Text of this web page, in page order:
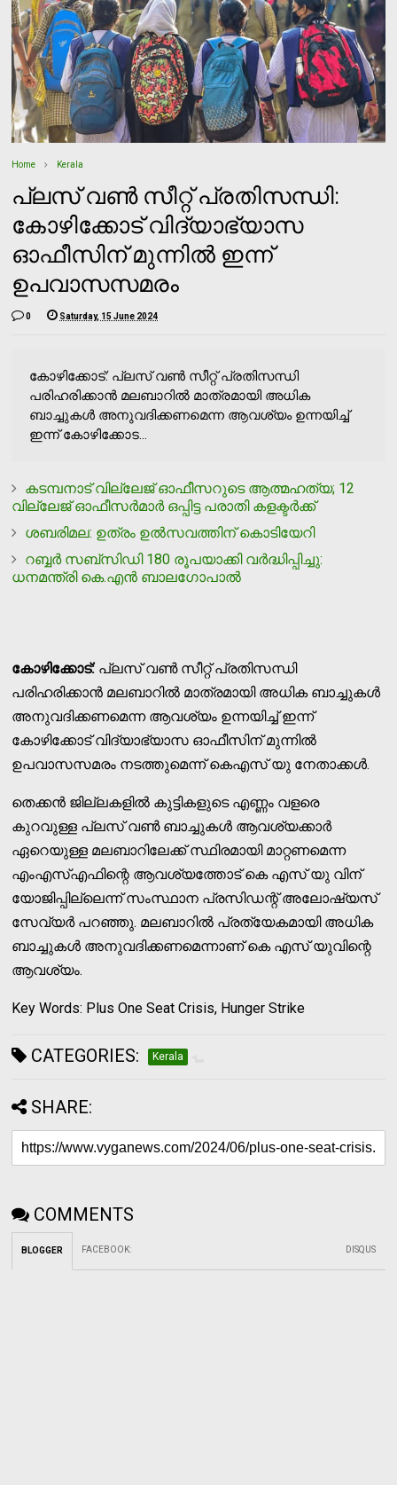
Home Kerala
പ്ലസ് വണ്‍ സീറ്റ് പ്രതിസന്ധി:
കോഴിക്കോട് വിദ്യാഭ്യാസ
ഓഫീസിന് മുന്നില്‍ ഇന്ന്
ഉപവാസസമരം
0 Saturday, 15 June 2024
കോഴിക്കോട്: പ്ലസ് വണ്‍ സീറ്റ് പ്രതിസന്ധി
പരിഹരിക്കാന്‍ മലബാറില്‍ മാത്രമായി അധിക
ബാച്ചുകള്‍ അനുവദിക്കണമെന്ന ആവശ്യം ഉന്നയിച്ച്
ഇന്ന് കോഴിക്കോട...
കടമ്പനാട് വില്ലേജ് ഓഫീസറുടെ ആത്മഹത്യ; 12
വില്ലേജ് ഓഫീസര്‍മാര്‍ ഒപ്പിട്ട പരാതി കളക്ടര്‍ക്ക്
ശബരിമല: ഉത്രം ഉല്‍സവത്തിന് കൊടിയേറി
റബ്ബര്‍ സബ്‌സിഡി 180 രൂപയാക്കി വര്‍ദ്ധിപ്പിച്ചു:
ധനമന്ത്രി കെ.എന്‍ ബാലഗോപാല്‍
കോഴിക്കോട്: പ്ലസ് വണ്‍ സീറ്റ് പ്രതിസന്ധി
പരിഹരിക്കാന്‍ മലബാറില്‍ മാത്രമായി അധിക ബാച്ചുകള്‍
അനുവദിക്കണമെന്ന ആവശ്യം ഉന്നയിച്ച് ഇന്ന്
കോഴിക്കോട് വിദ്യാഭ്യാസ ഓഫീസിന് മുന്നില്‍
ഉപവാസസമരം നടത്തുമെന്ന് കെഎസ് യു നേതാക്കള്‍.
തെക്കന്‍ ജില്ലകളില്‍ കുട്ടികളുടെ എണ്ണം വളരെ
കുറവുള്ള പ്ലസ് വണ്‍ ബാച്ചുകള്‍ ആവശ്യക്കാര്‍
ഏറെയുള്ള മലബാറിലേക്ക് സ്ഥിരമായി മാറ്റണമെന്ന
എംഎസ്എഫിന്റെ ആവശ്യത്തോട് കെ എസ് യു വിന്
യോജിപ്പില്ലെന്ന് സംസ്ഥാന പ്രസിഡന്റ് അലോഷ്യസ്
സേവ്യര്‍ പറഞ്ഞു. മലബാറില്‍ പ്രത്യേകമായി അധിക
ബാച്ചുകള്‍ അനുവദിക്കണമെന്നാണ് കെ എസ് യുവിന്റെ
ആവശ്യം.
Key Words: Plus One Seat Crisis, Hunger Strike
CATEGORIES: Kerala
SHARE:
COMMENTS
BLOGGER FACEBOOK: DISQUS